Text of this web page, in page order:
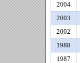
2004
2003
2002
1988
1987